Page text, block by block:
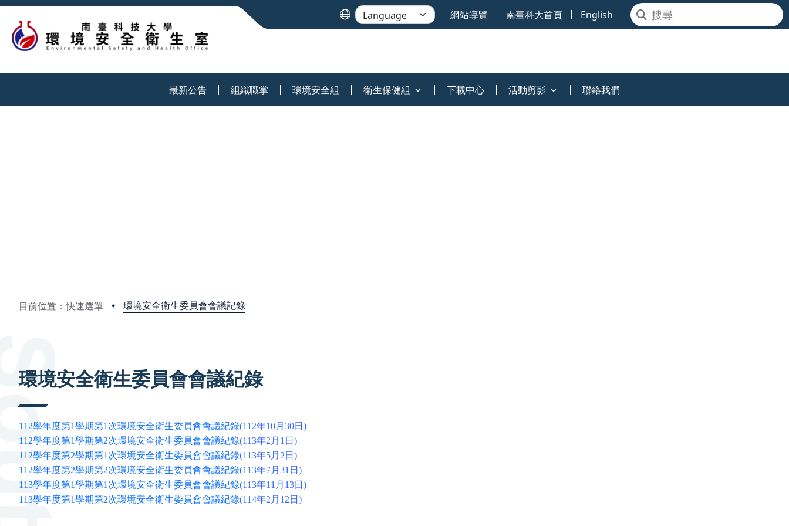
網站導覽 南臺科大首頁 English
最新公告 組織職掌 環境安全組 衛生保健組 下載中心 活動剪影 聯絡我們
目前位置：快速選單 環境安全衛生委員會會議記錄
環境安全衛生委員會會議紀錄
112學年度第1學期第1次環境安全衛生委員會會議紀錄(112年10月30日 )
112學年度第1學期第2次環境安全衛生委員會會議紀錄(113年2月1日)
112學年度第2學期第1次環境安全衛生委員會會議紀錄(113年5月2日)
112學年度第2學期第2次環境安全衛生委員會會議紀錄(113年7月31日)
113學年度第1學期第1次環境安全衛生委員會會議紀錄(113年11月13日)
113學年度第1學期第2次環境安全衛生委員會會議紀錄(114年2月12日)